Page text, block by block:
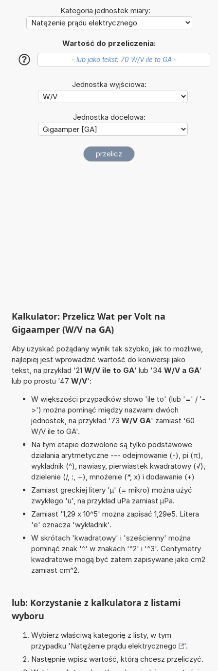
Kategoria jednostek miary:
Wartość do przeliczenia:
?
Jednostka wyjściowa:
Jednostka docelowa:
Kalkulator: Przelicz Wat per Volt na
Gigaamper (W/V na GA)
Aby uzyskać pożądany wynik tak szybko, jak to możliwe,
najlepiej jest wprowadzić wartość do konwersji jako
tekst, na przykład '21 W/V ile to GA' lub '34 W/V a GA'
lub po prostu '47 W/V':
W większości przypadków słowo 'ile to' (lub '=' / '-
>') można pominąć między nazwami dwóch
jednostek, na przykład '73 W/V GA' zamiast '60
W/V ile to GA'.
Na tym etapie dozwolone są tylko podstawowe
działania arytmetyczne --- odejmowanie (-), pi (π),
wykładnik (^), nawiasy, pierwiastek kwadratowy (√),
dzielenie (/, :, ÷), mnożenie (*, x) i dodawanie (+)
Zamiast greckiej litery 'µ' (= mikro) można użyć
zwykłego 'u', na przykład uPa zamiast µPa.
Zamiast '1,29 x 10^5' można zapisać 1,29e5. Litera
'e' oznacza 'wykładnik'.
W skrótach 'kwadratowy' i 'sześcienny' można
pominąć znak '^' w znakach '^2' i '^3'. Centymetry
kwadratowe mogą być zatem zapisywane jako cm2
zamiast cm^2.
lub: Korzystanie z kalkulatora z listami
wyboru
Wybierz właściwą kategorię z listy, w tym
przypadku 'Natężenie prądu elektrycznego
'.
Następnie wpisz wartość, którą chcesz przeliczyć.